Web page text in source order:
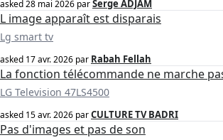
asked28 mai 2026 parSerge ADJAM
L image apparaît est disparais
Lg smart tv
asked 17 avr. 2026 par Rabah Fellah
La fonction télécommande ne marche
LG Television 47LS4500
asked 15 avr. 2026 parCULTURE TV BADRI
Pas d'images et pas de son